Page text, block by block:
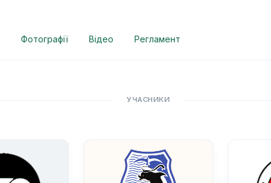
Фотографії Відео Регламент
УЧАСНИКИ